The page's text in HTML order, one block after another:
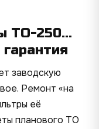
ТО-250…
заводскую
Ремонт «на
её
планового ТО